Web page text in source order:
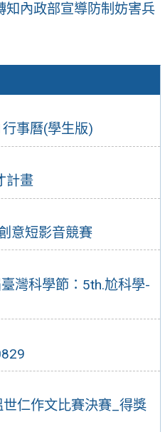
行事曆(學生版)
計畫
意短影音競賽
灣科學節：5th.尬科學-
世仁作文比賽決賽_得獎
知內政部宣導防制妨害兵